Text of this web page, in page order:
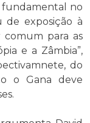
fundamental no
de exposição à
comum para as
e a Zâmbia”,
do
o Gana deve